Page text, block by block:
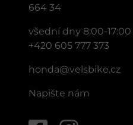
664 34
všední dny 8:00-17:00
+420 605 777 373
honda@velsbike.cz
Napište nám